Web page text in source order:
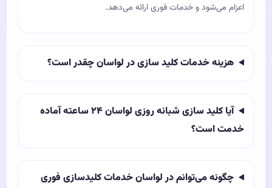
اعزام می‌شود و خدمات فوری ارائه می‌دهد.
هزینه خدمات کلید سازی در لواسان چقدر است؟
آیا کلید سازی شبانه روزی لواسان ۲۴ ساعته آماده
خدمت است؟
چگونه می‌توانم در لواسان خدمات کلیدسازی فوری